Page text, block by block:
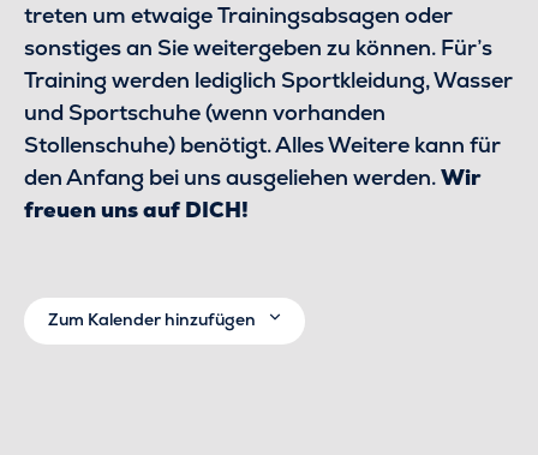
treten um etwaige Trainingsabsagen oder
sonstiges an Sie weitergeben zu können. Für’s
Training werden lediglich Sportkleidung, Wasser
und Sportschuhe (wenn vorhanden
Stollenschuhe) benötigt. Alles Weitere kann für
den Anfang bei uns ausgeliehen werden.Wir
freuen uns auf DICH!
Zum Kalender hinzufügen